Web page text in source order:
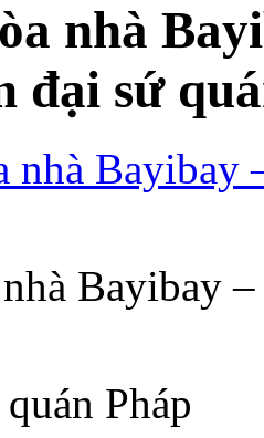
nhà
đại sứ
Bayibay
Pháp